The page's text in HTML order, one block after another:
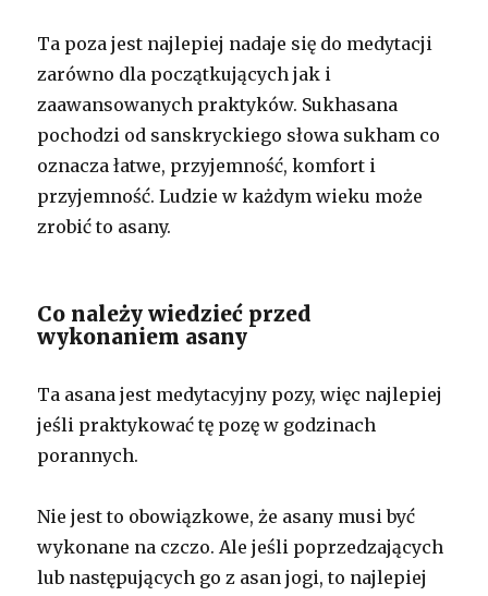
Ta poza jest najlepiej nadaje się do medytacji
zarówno dla początkujących jak i
zaawansowanych praktyków. Sukhasana
pochodzi od sanskryckiego słowa sukham co
oznacza łatwe, przyjemność, komfort i
przyjemność. Ludzie w każdym wieku może
zrobić to asany.
Co należy wiedzieć przed
wykonaniem asany
Ta asana jest medytacyjny pozy, więc najlepiej
jeśli praktykować tę pozę w godzinach
porannych.
Nie jest to obowiązkowe, że asany musi być
wykonane na czczo. Ale jeśli poprzedzających
lub następujących go z asan jogi, to najlepiej